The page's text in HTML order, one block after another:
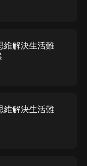
維解決生活難
維解決生活難